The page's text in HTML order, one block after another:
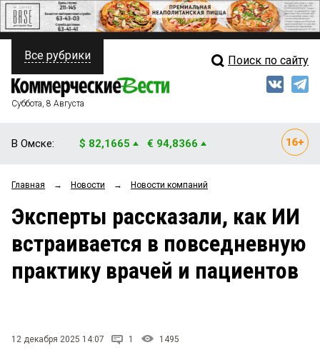
ПОЛИТИКА
ФИНАНСЫ
ОБЩЕСТВО
ЗАКОН
НОВОСТИ КОМПАНИЙ
Свежий выпуск
Мнения
Рейтинги
Блоги
Архив
Все рубрики Поиск по сайту
Суббота, 8 Августа
В Омске: $ 82,1665 € 94,8366
Главная → Новости → Новости компаний
Эксперты рассказали, как ИИ
встраивается в повседневную
практику врачей и пациентов
12 декабря 2025 14:07 1 1495